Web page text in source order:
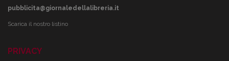
pubblicita@giornaledellalibreria.it
Scarica il nostro listino
PRIVACY